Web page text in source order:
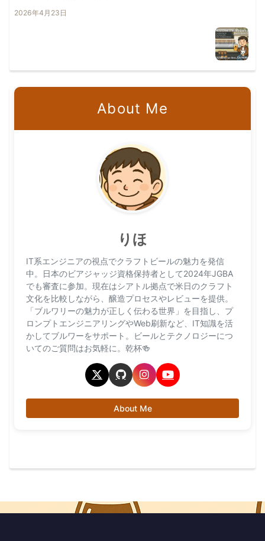
2026年4月23日
About Me
りほ
IT系エンジニアの視点でクラフトビールの魅力を発信
中。日本のビアジャッジ資格保持者として2024年JGBA
でも審査に参加。現在はシアトル拠点で米日のクラフト
文化を比較しながら、醸造プロセスやレビューを提供。
「ブルワリーの魅力が正しく伝わる世界」を目指し、プ
ロンプトエンジニアリングやWeb刷新など、IT知識を活
かしてブルワーをサポート。ビールとテクノロジーにつ
いてのご質問はお気軽に。乾杯🍻
About Me